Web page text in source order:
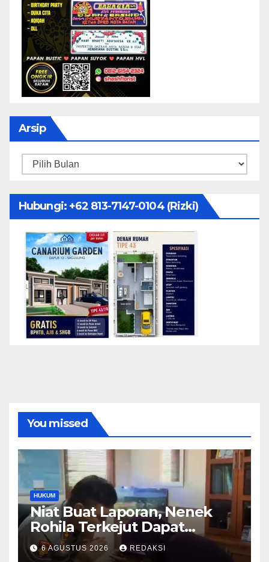
Arsip
Arsip
Hubungi: ‪+62 813-7147-0104‬ (Rizki)
You missed
HUKUM
Niat Buat Laporan, Nenek
Rohila Terkejut Dapat
Bantuan dari Kabid Propam
Kombes Pol Eddwi
6 AGUSTUS 2026 REDAKSI